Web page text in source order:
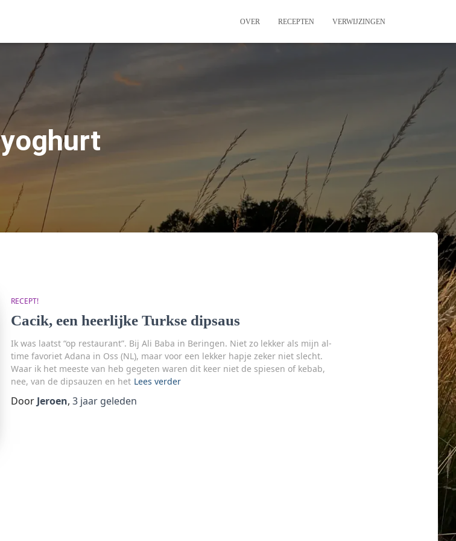
OVER RECEPTEN VERWIJZINGEN
yoghurt
RECEPT!
Cacik, een heerlijke Turkse dipsaus
Ik was laatst “op restaurant”. Bij Ali Baba in Beringen. Niet zo lekker als mijn al-
time favoriet Adana in Oss (NL), maar voor een lekker hapje zeker niet slecht.
Waar ik het meeste van heb gegeten waren dit keer niet de spiesen of kebab,
nee, van de dipsauzen en het Lees verder
Door Jeroen, 3 jaargeleden